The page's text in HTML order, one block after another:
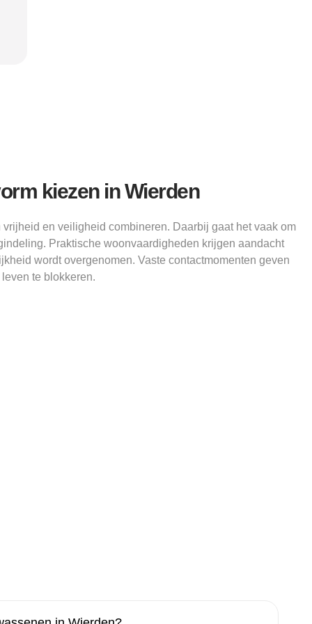
kiezen in Wierden
vrijheid en veiligheid combineren. Daarbij gaat het vaak om
Praktische woonvaardigheden krijgen aandacht
wordt overgenomen. Vaste contactmomenten geven
te blokkeren.